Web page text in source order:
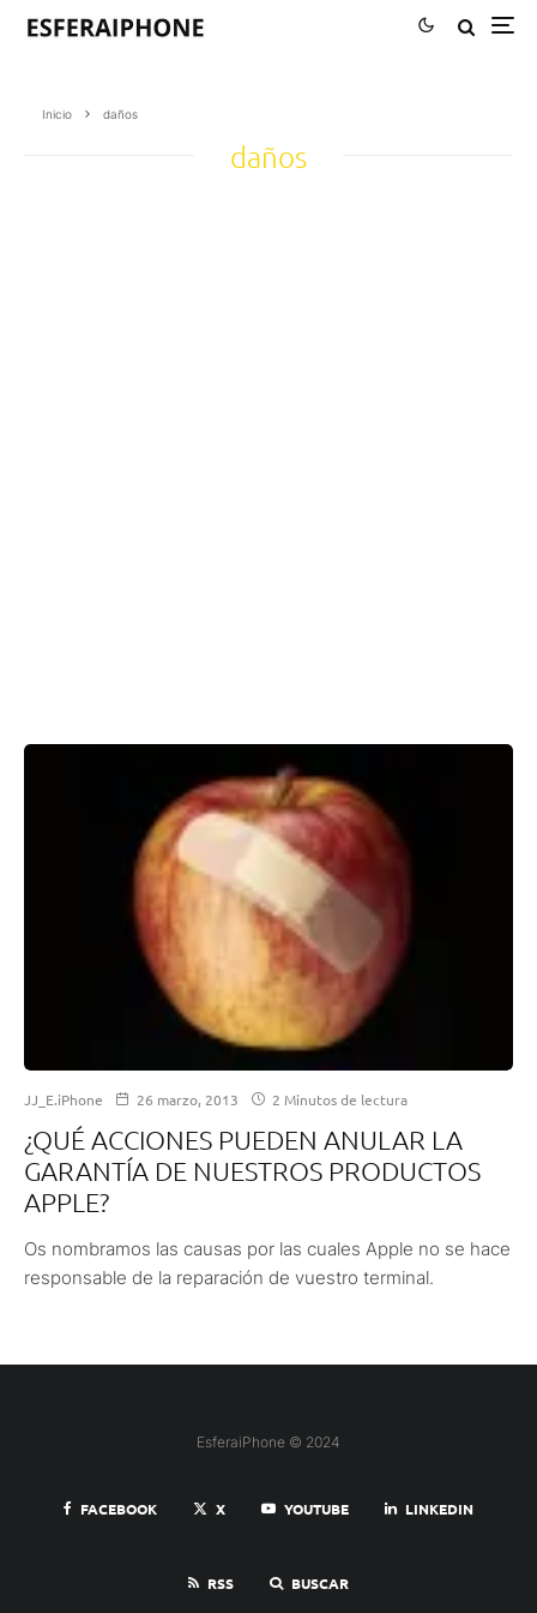
Inicio daños
daños
JJ_E.iPhone 26 marzo, 2013 2 Minutos de lectura
¿QUÉ ACCIONES PUEDEN ANULAR LA
GARANTÍA DE NUESTROS PRODUCTOS
APPLE?
Os nombramos las causas por las cuales Apple no se hace
responsable de la reparación de vuestro terminal.
EsferaiPhone © 2024
FACEBOOK X YOUTUBE LINKEDIN
RSS BUSCAR